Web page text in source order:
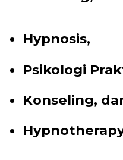
Hypnosis,
Psikologi
Konseling,